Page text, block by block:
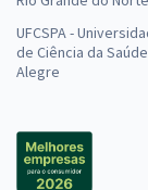
UFCSPA -
de Ciência da
Alegre